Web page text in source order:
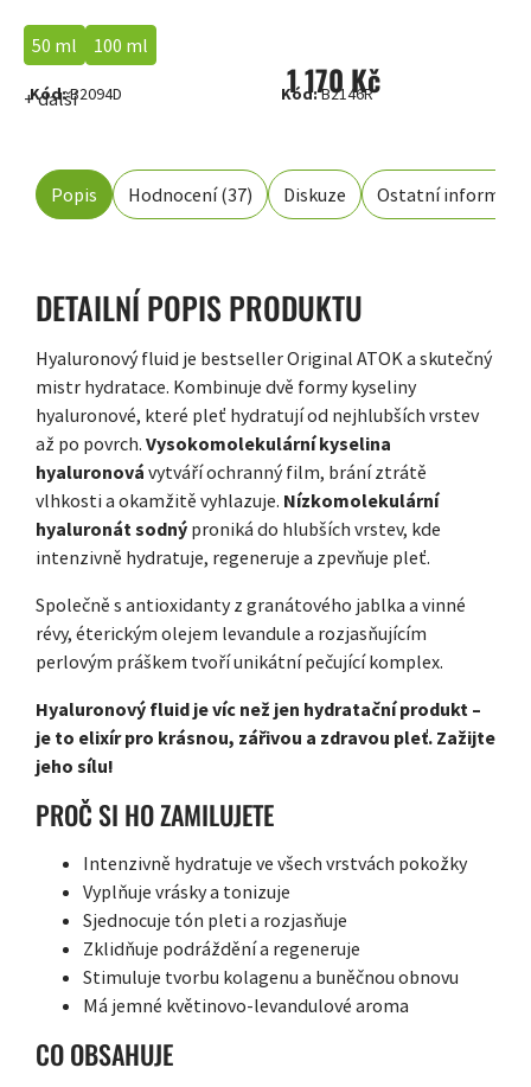
50 ml 100 ml
+ další
Kód:B2094D 1 170 Kč
Kód:B2146R
Popis Hodnocení (37) Diskuze Ostatní informace
DETAILNÍ POPIS PRODUKTU
Hyaluronový fluid je bestseller Original ATOK a skutečný
mistr hydratace. Kombinuje dvě formy kyseliny
hyaluronové, které pleť hydratují od nejhlubších vrstev
až po povrch. Vysokomolekulární kyselina
hyaluronová vytváří ochranný film, brání ztrátě
vlhkosti a okamžitě vyhlazuje. Nízkomolekulární
hyaluronát sodný proniká do hlubších vrstev, kde
intenzivně hydratuje, regeneruje a zpevňuje pleť.
Společně s antioxidanty z granátového jablka a vinné
révy, éterickým olejem levandule a rozjasňujícím
perlovým práškem tvoří unikátní pečující komplex.
Hyaluronový fluid je víc než jen hydratační produkt –
je to elixír pro krásnou, zářivou a zdravou pleť. Zažijte
jeho sílu!
PROČ SI HO ZAMILUJETE
Intenzivně hydratuje ve všech vrstvách pokožky
Vyplňuje vrásky a tonizuje
Sjednocuje tón pleti a rozjasňuje
Zklidňuje podráždění a regeneruje
Stimuluje tvorbu kolagenu a buněčnou obnovu
Má jemné květinovo-levandulové aroma
CO OBSAHUJE